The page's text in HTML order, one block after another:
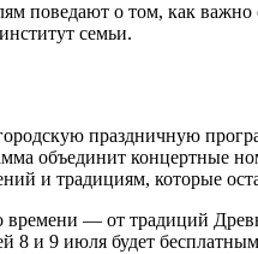
поведают о том, как
семьи.
праздничную
объединит концертные
и традициям, которые
— от традиций
8 и 9 июля будет